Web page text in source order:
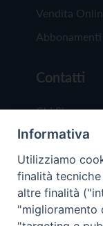
Vendita
Abbonamenti
Contatti
Chi Siamo
Redazione
Scrivici
Informativa
Utilizziamo
finalità
altre finalità
"miglioramento